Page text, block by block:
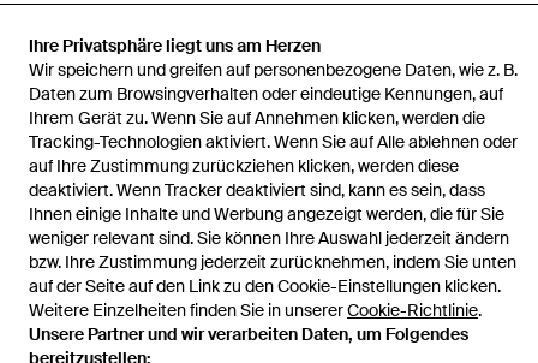
Ihre Privatsphäre liegt uns am Herzen
Wir speichern und greifen auf personenbezogene Daten, wie z. B.
Daten zum Browsingverhalten oder eindeutige Kennungen, auf
Ihrem Gerät zu. Wenn Sie auf Annehmen klicken, werden die
Tracking-Technologien aktiviert. Wenn Sie auf Alle ablehnen oder
auf Ihre Zustimmung zurückziehen klicken, werden diese
deaktiviert. Wenn Tracker deaktiviert sind, kann es sein, dass
Ihnen einige Inhalte und Werbung angezeigt werden, die für Sie
weniger relevant sind. Sie können Ihre Auswahl jederzeit ändern
bzw. Ihre Zustimmung jederzeit zurücknehmen, indem Sie unten
auf der Seite auf den Link zu den Cookie-Einstellungen klicken.
Weitere Einzelheiten finden Sie in unsererCookie-Richtlinie.
Unsere Partner und wir verarbeiten Daten, um Folgendes
bereitzustellen:
Startseite Herren Jacken Martine Rose Jacken
Sakko Mit Nadelstreifen
Hilfe und Informationen